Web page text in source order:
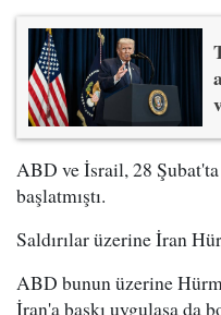
ABD ve İsrail, 28 Şubat'ta
başlatmıştı.
Saldırılar üzerine İran
ABD bunun üzerine
İran'a baskı uygulasa da